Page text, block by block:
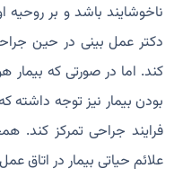
ناخوشایند باشد و بر روحیه
دکتر عمل بینی در حین
کند. اما در صورتی که
بودن بیمار نیز توجه داشته
فرایند جراحی تمرکز کند.
علائم حیاتی بیمار در اتاق